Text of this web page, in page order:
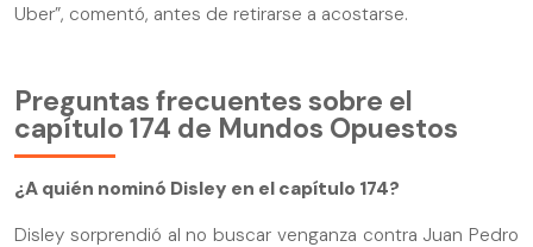
Uber”, comentó, antes de retirarse a acostarse.
Preguntas frecuentes sobre el
capítulo 174 de Mundos Opuestos
¿A quién nominó Disley en el capítulo 174?
Disley sorprendió al no buscar venganza contra Juan Pedro